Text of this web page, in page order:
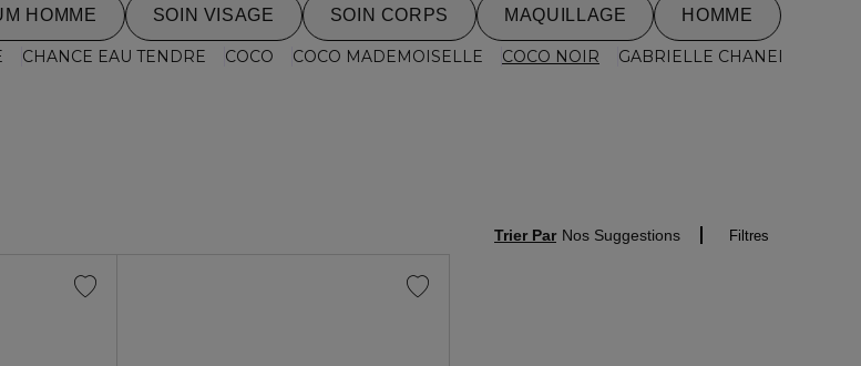
HOMME SOIN VISAGE SOIN CORPS MAQUILLAGE HOMME
CHANCE EAU TENDRE COCO COCO MADEMOISELLE COCO NOIR GABRIELLE CHANEL
Filtres
Trier Par Nos Suggestions